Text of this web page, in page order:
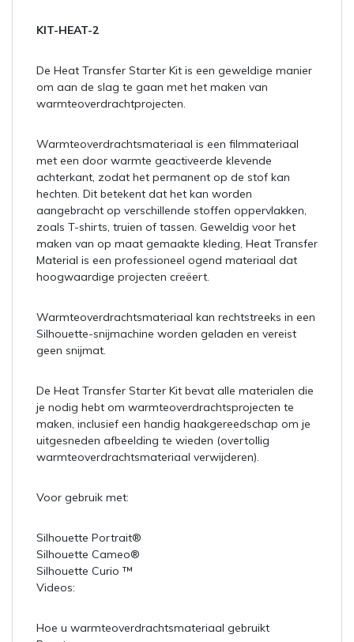
KIT-HEAT-2
De Heat Transfer Starter Kit is een geweldige manier
om aan de slag te gaan met het maken van
warmteoverdrachtprojecten.
Warmteoverdrachtsmateriaal is een filmmateriaal
met een door warmte geactiveerde klevende
achterkant, zodat het permanent op de stof kan
hechten. Dit betekent dat het kan worden
aangebracht op verschillende stoffen oppervlakken,
zoals T-shirts, truien of tassen. Geweldig voor het
maken van op maat gemaakte kleding, Heat Transfer
Material is een professioneel ogend materiaal dat
hoogwaardige projecten creëert.
Warmteoverdrachtsmateriaal kan rechtstreeks in een
Silhouette-snijmachine worden geladen en vereist
geen snijmat.
De Heat Transfer Starter Kit bevat alle materialen die
je nodig hebt om warmteoverdrachtsprojecten te
maken, inclusief een handig haakgereedschap om je
uitgesneden afbeelding te wieden (overtollig
warmteoverdrachtsmateriaal verwijderen).
Voor gebruik met:
Silhouette Portrait®
Silhouette Cameo®
Silhouette Curio ™
Videos:
Hoe u warmteoverdrachtsmateriaal gebruikt